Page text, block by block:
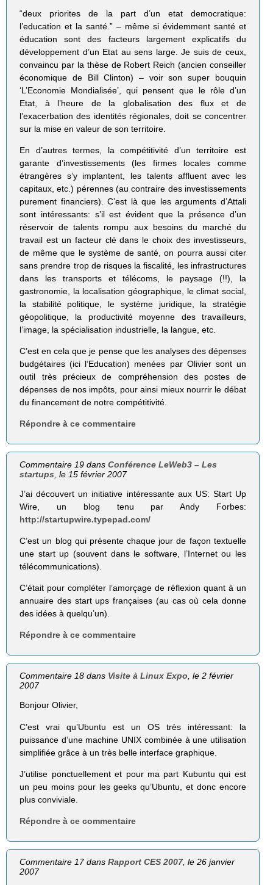
“deux priorites de la part d’un etat democratique:
l’education et la santé.” – même si évidemment santé et
éducation sont des facteurs largement explicatifs du
développement d’un Etat au sens large. Je suis de ceux,
convaincu par la thèse de Robert Reich (ancien conseiller
économique de Bill Clinton) – voir son super bouquin
‘L’Economie Mondialisée’, qui pensent que le rôle d’un
Etat, à l’heure de la globalisation des flux et de
l’exacerbation des identités régionales, doit se concentrer
sur la mise en valeur de son territoire.
En d’autres termes, la compétitivité d’un territoire est
garante d’investissements (les firmes locales comme
étrangères s’y implantent, les talents affluent avec les
capitaux, etc.) pérennes (au contraire des investissements
purement financiers). C’est là que les arguments d’Attali
sont intéressants: s’il est évident que la présence d’un
réservoir de talents rompu aux besoins du marché du
travail est un facteur clé dans le choix des investisseurs,
de même que le système de santé, on pourra aussi citer
sans prendre trop de risques la fiscalité, les infrastructures
dans les transports et télécoms, le paysage (!!), la
gastronomie, la localisation géographique, le climat social,
la stabilité politique, le système juridique, la stratégie
géopolitique, la productivité moyenne des travailleurs,
l’image, la spécialisation industrielle, la langue, etc.
C’est en cela que je pense que les analyses des dépenses
budgétaires (ici l’Education) menées par Olivier sont un
outil très précieux de compréhension des postes de
dépenses de nos impôts, pour ainsi mieux nourrir le débat
du financement de notre compétitivité.
Répondre à ce commentaire
Commentaire 19 dansConférence LeWeb3 – Les
startups , le 15 février 2007
J’ai découvert un initiative intéressante aux US: Start Up
Wire, un blog tenu par Andy Forbes:
http://startupwire.typepad.com/
C’est un blog qui présente chaque jour de façon textuelle
une start up (souvent dans le software, l’Internet ou les
télécommunications).
C’était pour compléter l’amorçage de réflexion quant à un
annuaire des start ups françaises (au cas où cela donne
des idées à quelqu’un).
Répondre à ce commentaire
Commentaire 18 dans Visite à Linux Expo, le 2 février
2007
Bonjour Olivier,
C’est vrai qu’Ubuntu est un OS très intéressant: la
puissance d’une machine UNIX combinée à une utilisation
simplifiée grâce à un très belle interface graphique.
J’utilise ponctuellement et pour ma part Kubuntu qui est
un peu moins pour les geeks qu’Ubuntu, et donc encore
plus conviviale.
Répondre à ce commentaire
Commentaire 17 dansRapport CES 2007, le 26 janvier
2007